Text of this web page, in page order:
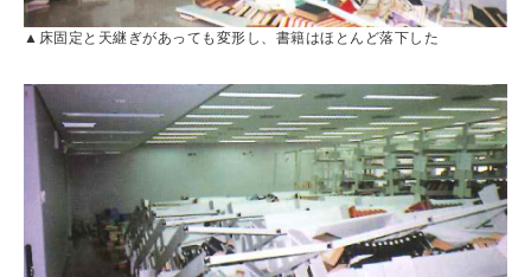
▲床固定と天継ぎがあっても変形し、書籍はほとんど落下した